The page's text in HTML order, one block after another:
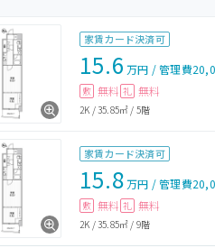
家賃カード決済可
15.6 万円 /管理費
敷 無料 礼 無料
2K /35.85㎡ / 5階
家賃カード決済可
15.8万円 /管理費
敷 無料 礼 無料
2K /35.85㎡ / 9階